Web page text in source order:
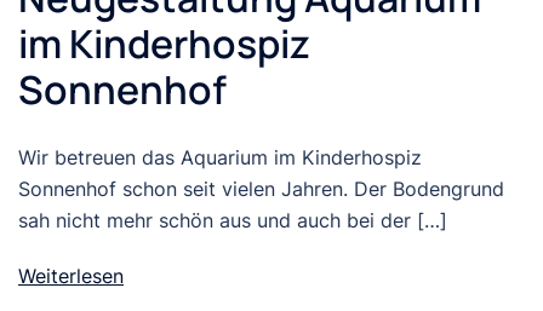
im Kinderhospiz
Sonnenhof
Wir betreuen das Aquarium im Kinderhospiz
Sonnenhof schon seit vielen Jahren. Der Bodengrund
sah nicht mehr schön aus und auch bei der […]
Weiterlesen